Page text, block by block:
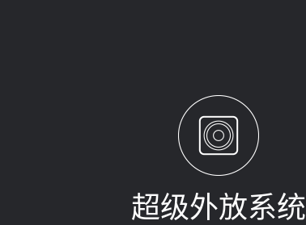
超级外放系统